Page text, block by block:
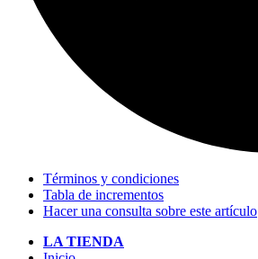
Términos y condiciones
Tabla de incrementos
Hacer una consulta sobre este artículo
LA TIENDA